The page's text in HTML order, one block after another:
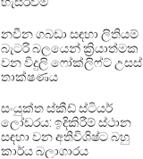
නවීන ගබඩා සඳහා ලිතියම්
බැටරි බලයෙන් ක්‍රියාත්මක
වන විදුලි ෆෝක්ලිෆ්ට් උසස්
තාක්ෂණය
සංයුක්ත ස්කීඩ් ස්ටියර්
ලෝඩරය: ඉදිකිරීම් ස්ථාන
සඳහා වන අතිවිශිෂ්ට බහු
කාර්ය බලාගාරය